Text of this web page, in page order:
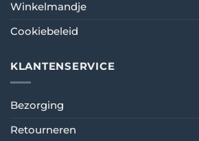
Winkelmandje
Cookiebeleid
KLANTENSERVICE
Bezorging
Retourneren